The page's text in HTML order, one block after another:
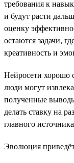
требования к
и будут расти
оценку
остаются задачи,
креативность и
Нейросети хорошо
люди могут
полученные
делать ставку на
главного
Эволюция